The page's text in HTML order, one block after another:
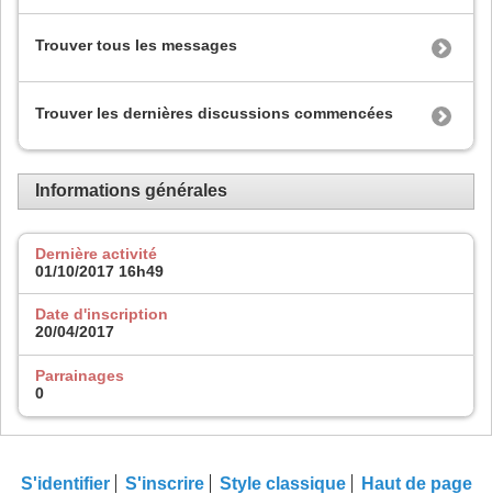
Trouver tous les messages
Trouver les dernières discussions commencées
Informations générales
Dernière activité
01/10/2017 16h49
Date d'inscription
20/04/2017
Parrainages
0
S'identifier S'inscrire Style classique Haut de page